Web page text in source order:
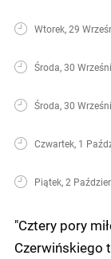
Wtorek, 29
Środa, 30
Środa, 30
Czwartek, 1
Piątek, 2
"Cztery pory
Czerwińskiego